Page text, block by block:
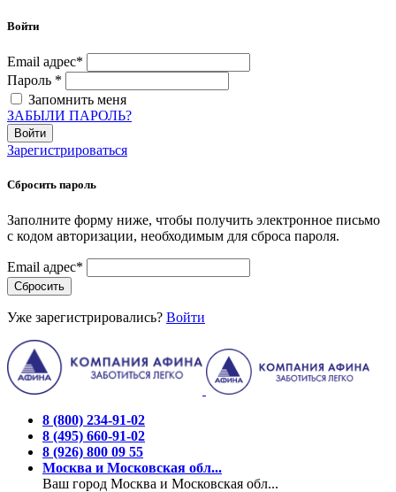
Войти
Email адрес*
Пароль *
Запомнить меня
ЗАБЫЛИ ПАРОЛЬ?
Войти
Зарегистрироваться
Сбросить пароль
Заполните форму ниже, чтобы получить электронное письмо
с кодом авторизации, необходимым для сброса пароля.
Email адрес*
Сбросить
Уже зарегистрировались? Войти
8 (800) 234-91-02
8 (495) 660-91-02
8 (926) 800 09 55
Москва и Московская обл...
Ваш город Москва и Московская обл...